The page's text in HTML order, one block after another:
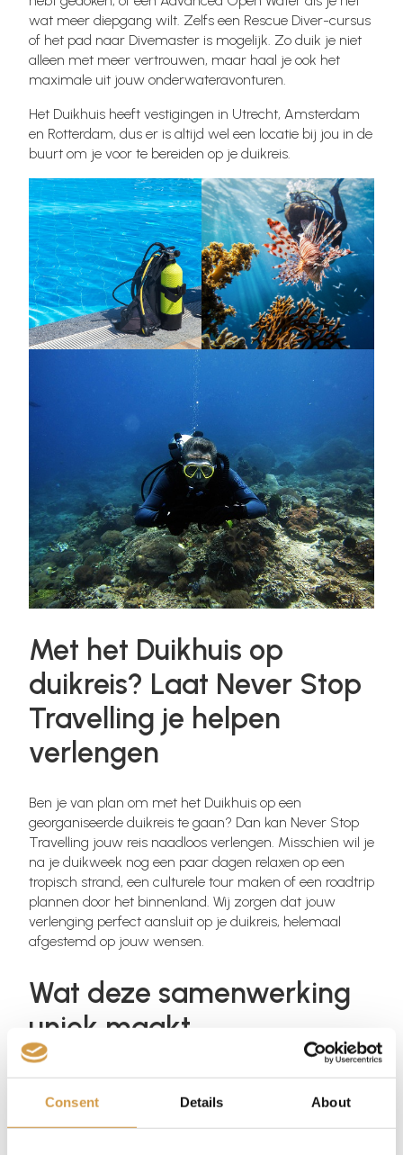
Consent Details About
wat meer diepgang wilt. Zelfs een Rescue Diver-cursus
of het pad naar Divemaster is mogelijk. Zo duik je niet
alleen met meer vertrouwen, maar haal je ook het
maximale uit jouw onderwateravonturen.
Het Duikhuis heeft vestigingen in Utrecht, Amsterdam
en Rotterdam, dus er is altijd wel een locatie bij jou in de
buurt om je voor te bereiden op je duikreis.
Met het Duikhuis op
duikreis? Laat Never Stop
Travelling je helpen
verlengen
Ben je van plan om met het Duikhuis op een
georganiseerde duikreis te gaan? Dan kan Never Stop
Travelling jouw reis naadloos verlengen. Misschien wil je
na je duikweek nog een paar dagen relaxen op een
tropisch strand, een culturele tour maken of een roadtrip
plannen door het binnenland. Wij zorgen dat jouw
verlenging perfect aansluit op je duikreis, helemaal
afgestemd op jouw wensen.
Wat deze samenwerking
uniek maakt
De samenwerking tussen Never Stop Travelling en Het
Duikhuis is er één van passie, expertise en maatwerk.